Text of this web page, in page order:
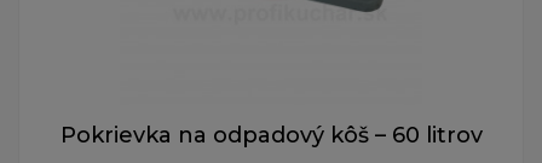
Pokrievka na odpadový kôš – 60 litrov